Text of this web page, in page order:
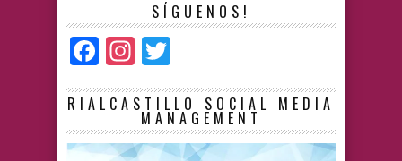
SÍGUENOS!
Facebook
Instagram
RIALCASTILLO SOCIAL MEDIA
MANAGEMENT